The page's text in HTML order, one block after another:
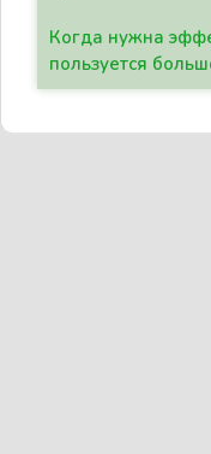
Когда нужна
пользуется